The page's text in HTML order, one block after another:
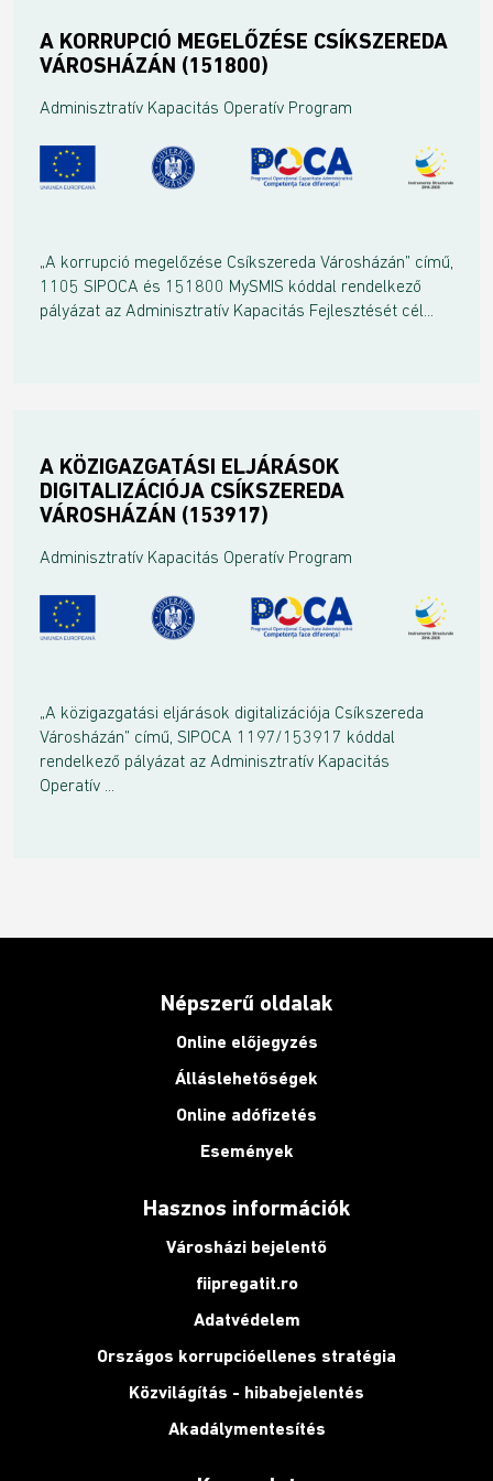
A KORRUPCIÓ MEGELŐZÉSE CSÍKSZEREDA
VÁROSHÁZÁN (151800)
Adminisztratív Kapacitás Operatív Program
„A korrupció megelőzése Csíkszereda Városházán” című,
1105 SIPOCA és 151800 MySMIS kóddal rendelkező
pályázat az Adminisztratív Kapacitás Fejlesztését cél...
A KÖZIGAZGATÁSI ELJÁRÁSOK
DIGITALIZÁCIÓJA CSÍKSZEREDA
VÁROSHÁZÁN (153917)
Adminisztratív Kapacitás Operatív Program
„A közigazgatási eljárások digitalizációja Csíkszereda
Városházán” című, SIPOCA 1197/153917 kóddal
rendelkező pályázat az Adminisztratív Kapacitás
Operatív ...
Népszerű oldalak
Online előjegyzés
Álláslehetőségek
Online adófizetés
Események
Hasznos információk
Városházi bejelentő
fiipregatit.ro
Adatvédelem
Országos korrupcióellenes stratégia
Közvilágítás - hibabejelentés
Akadálymentesítés